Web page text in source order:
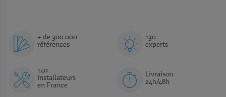
+ de 300 000
références
130
experts
140
installateurs
en France
Livraison
24h/48h